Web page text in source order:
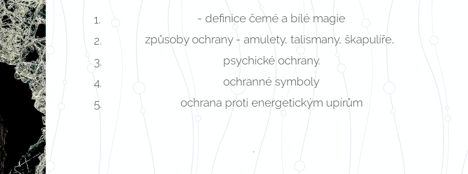
- definice černé a bílé magie
způsoby ochrany - amulety, talismany, škapulíře,
psychické ochrany.
ochranné symboly
ochrana proti energetickým upírům
.